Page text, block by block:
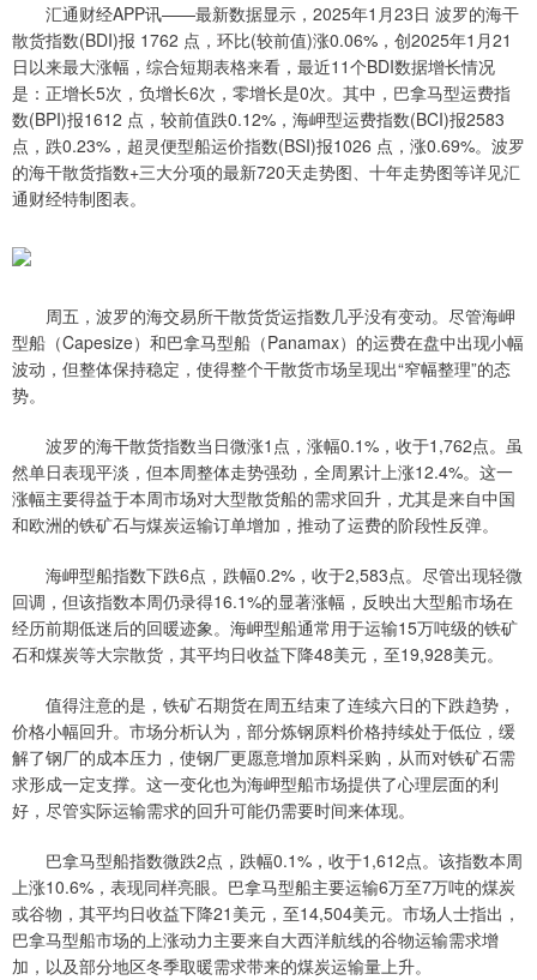
汇通财经APP讯——最新数据显示，2025年1月23日 波罗的海干
散货指数(BDI)报 1762 点，环比(较前值)涨0.06%，创2025年1月21
日以来最大涨幅，综合短期表格来看，最近11个BDI数据增长情况
是：正增长5次，负增长6次，零增长是0次。其中，巴拿马型运费指
数(BPI)报1612 点，较前值跌0.12%，海岬型运费指数(BCI)报2583
点，跌0.23%，超灵便型船运价指数(BSI)报1026 点，涨0.69%。波罗
的海干散货指数+三大分项的最新720天走势图、十年走势图等详见汇
通财经特制图表。
周五，波罗的海交易所干散货货运指数几乎没有变动。尽管海岬
型船（Capesize）和巴拿马型船（Panamax）的运费在盘中出现小幅
波动，但整体保持稳定，使得整个干散货市场呈现出“窄幅整理”的态
势。
波罗的海干散货指数当日微涨1点，涨幅0.1%，收于1,762点。虽
然单日表现平淡，但本周整体走势强劲，全周累计上涨12.4%。这一
涨幅主要得益于本周市场对大型散货船的需求回升，尤其是来自中国
和欧洲的铁矿石与煤炭运输订单增加，推动了运费的阶段性反弹。
海岬型船指数下跌6点，跌幅0.2%，收于2,583点。尽管出现轻微
回调，但该指数本周仍录得16.1%的显著涨幅，反映出大型船市场在
经历前期低迷后的回暖迹象。海岬型船通常用于运输15万吨级的铁矿
石和煤炭等大宗散货，其平均日收益下降48美元，至19,928美元。
值得注意的是，铁矿石期货在周五结束了连续六日的下跌趋势，
价格小幅回升。市场分析认为，部分炼钢原料价格持续处于低位，缓
解了钢厂的成本压力，使钢厂更愿意增加原料采购，从而对铁矿石需
求形成一定支撑。这一变化也为海岬型船市场提供了心理层面的利
好，尽管实际运输需求的回升可能仍需要时间来体现。
巴拿马型船指数微跌2点，跌幅0.1%，收于1,612点。该指数本周
上涨10.6%，表现同样亮眼。巴拿马型船主要运输6万至7万吨的煤炭
或谷物，其平均日收益下降21美元，至14,504美元。市场人士指出，
巴拿马型船市场的上涨动力主要来自大西洋航线的谷物运输需求增
加，以及部分地区冬季取暖需求带来的煤炭运输量上升。